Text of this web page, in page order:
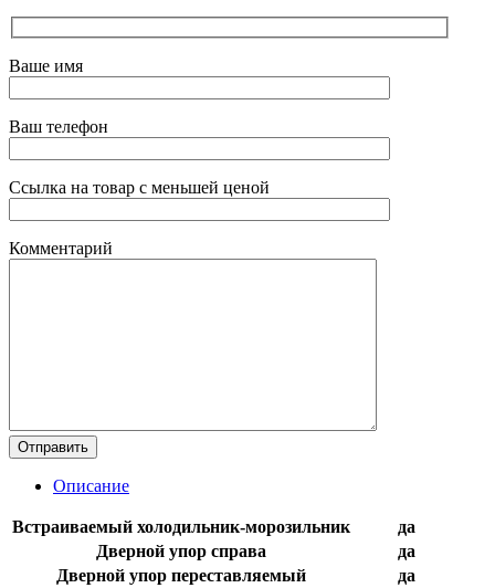
Ваше имя
Ваш телефон
Ссылка на товар с меньшей ценой
Комментарий
Описание
Встраиваемый холодильник-морозильник
да
Дверной упор справа
да
Дверной упор переставляемый
да